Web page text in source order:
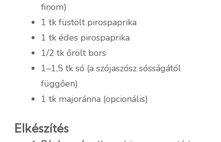
finom)
1 tk füstölt pirospaprika
1 tk édes pirospaprika
1/2 tk őrölt bors
1–1,5 tk só (a szójaszósz sósságától
függően)
1 tk majoránna (opcionális)
Elkészítés